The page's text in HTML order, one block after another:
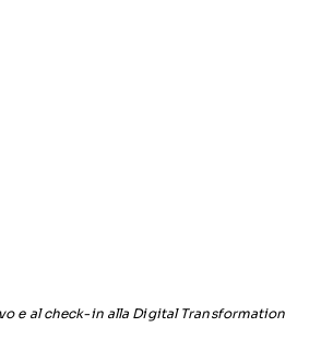
e al check-in alla Digital Transformation